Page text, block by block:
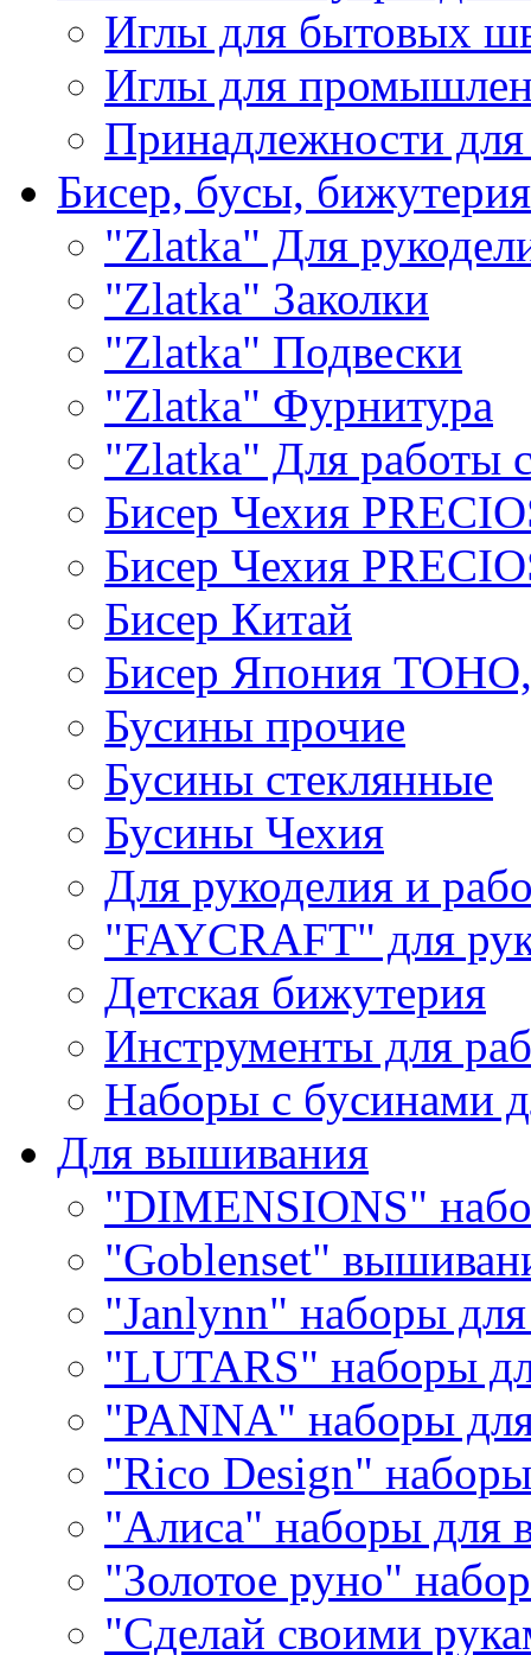
Иглы для бытовых
Иглы для
Принадлежности
Бисер, бусы, бижутерия
"Zlatka" Для
"Zlatka" Заколки
"Zlatka" Подвески
"Zlatka" Фурнитура
"Zlatka" Для работы
Бисер Чехия
Бисер Чехия
Бисер Китай
Бисер Япония
Бусины прочие
Бусины стеклянные
Бусины Чехия
Для рукоделия и
"FAYCRAFT" для
Детская бижутерия
Инструменты для
Наборы с бусинами
Для вышивания
"DIMENSIONS"
"Goblenset"
"Janlynn" наборы
"LUTARS" наборы
"PANNA" наборы
"Rico Design"
"Алиса" наборы для
"Золотое руно"
"Сделай своими